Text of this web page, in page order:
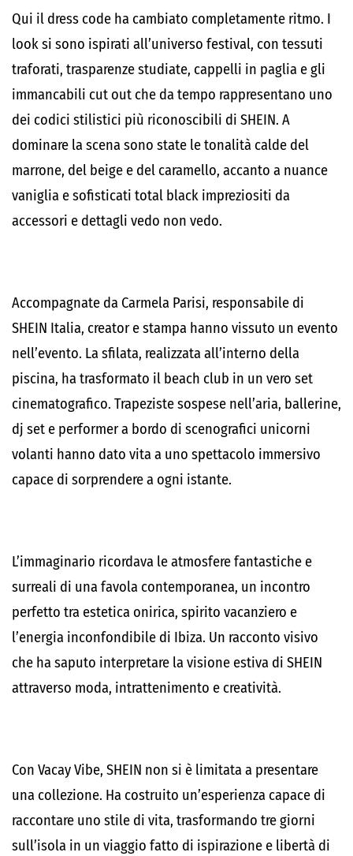
Qui il dress code ha cambiato completamente ritmo. I
look si sono ispirati all’universo festival, con tessuti
traforati, trasparenze studiate, cappelli in paglia e gli
immancabili cut out che da tempo rappresentano uno
dei codici stilistici più riconoscibili di SHEIN. A
dominare la scena sono state le tonalità calde del
marrone, del beige e del caramello, accanto a nuance
vaniglia e sofisticati total black impreziositi da
accessori e dettagli vedo non vedo.
Accompagnate da Carmela Parisi, responsabile di
SHEIN Italia, creator e stampa hanno vissuto un evento
nell’evento. La sfilata, realizzata all’interno della
piscina, ha trasformato il beach club in un vero set
cinematografico. Trapeziste sospese nell’aria, ballerine,
dj set e performer a bordo di scenografici unicorni
volanti hanno dato vita a uno spettacolo immersivo
capace di sorprendere a ogni istante.
L’immaginario ricordava le atmosfere fantastiche e
surreali di una favola contemporanea, un incontro
perfetto tra estetica onirica, spirito vacanziero e
l’energia inconfondibile di Ibiza. Un racconto visivo
che ha saputo interpretare la visione estiva di SHEIN
attraverso moda, intrattenimento e creatività.
Con Vacay Vibe, SHEIN non si è limitata a presentare
una collezione. Ha costruito un’esperienza capace di
raccontare uno stile di vita, trasformando tre giorni
sull’isola in un viaggio fatto di ispirazione e libertà di